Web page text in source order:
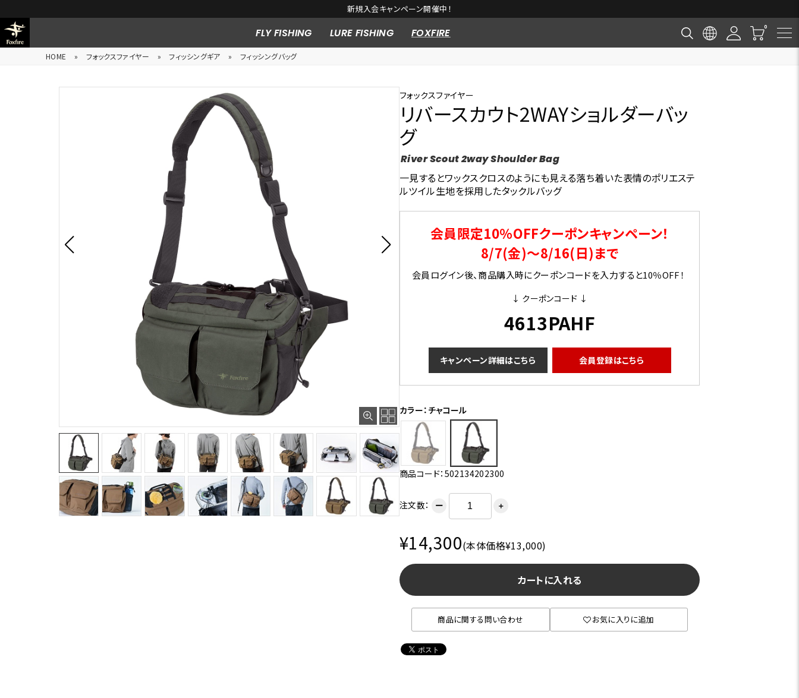
新規入会キャンペーン開催中！
FLY FISHING LURE FISHING FOXFIRE
HOME » フォックスファイヤー » フィッシングギア » フィッシングバッグ
フォックスファイヤー
リバースカウト2WAYショルダーバッ
グ
River Scout 2way Shoulder Bag
一見するとワックスクロスのようにも見える落ち着いた表情のポリエステ
ルツイル生地を採用したタックルバッグ
会員限定10％OFFクーポンキャンペーン！
8/7(金)～8/16(日)まで
会員ログイン後、商品購入時にクーポンコードを入力すると10％OFF！
↓ クーポンコード ↓
4613PAHF
キャンペーン詳細はこちら 会員登録はこちら
カラー：チャコール
商品コード：502134202300
注文数： ー ＋
¥14,300(本体価格¥13,000)
カートに入れる
商品に関する問い合わせ お気に入りに追加